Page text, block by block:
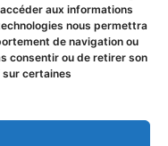
aux informations
nous permettra
de navigation ou
consentir ou de retirer son
certaines
I comment.